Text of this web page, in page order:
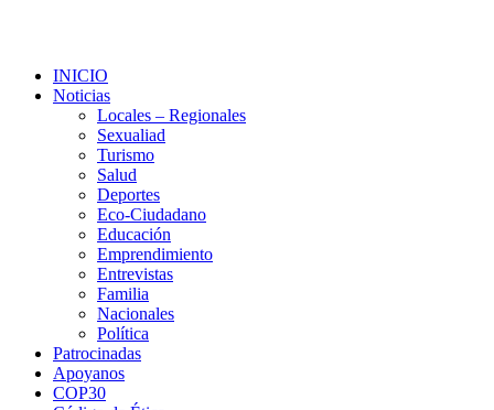
INICIO
Noticias
Locales – Regionales
Sexualiad
Turismo
Salud
Deportes
Eco-Ciudadano
Educación
Emprendimiento
Entrevistas
Familia
Nacionales
Política
Patrocinadas
Apoyanos
COP30